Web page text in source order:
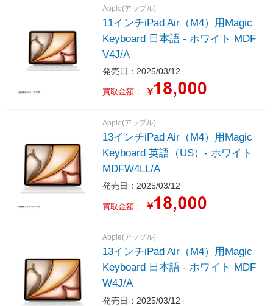
Apple(アップル)
11インチiPad Air（M4）用Magic
Keyboard 日本語 - ホワイト MDF
V4J/A
発売日：2025/03/12
買取金額： ￥
Apple(アップル)
13インチiPad Air（M4）用Magic
Keyboard 英語（US）- ホワイト
MDFW4LL/A
発売日：2025/03/12
買取金額： ￥
Apple(アップル)
13インチiPad Air（M4）用Magic
Keyboard 日本語 - ホワイト MDF
W4J/A
発売日：2025/03/12